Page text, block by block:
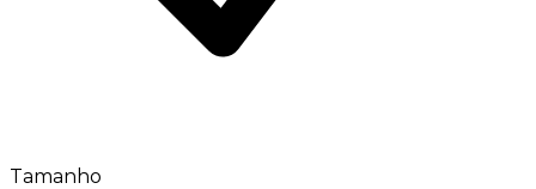
Tamanho